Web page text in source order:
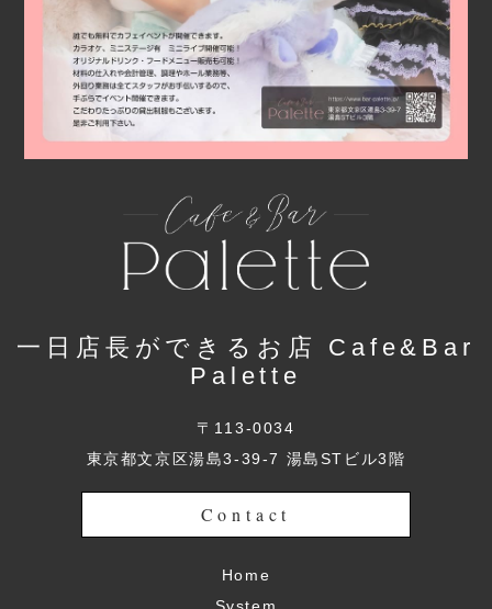
一日店長ができるお店 Cafe&Bar
Palette
〒113-0034
東京都文京区湯島3-39-7 湯島STビル3階
Contact
Home